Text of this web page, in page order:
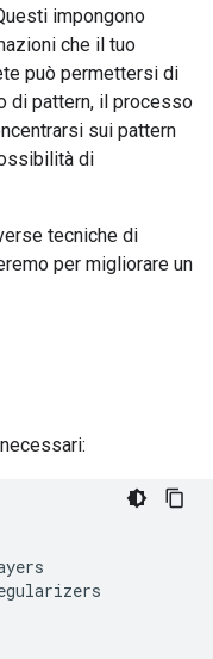
impongono
che il tuo
può permettersi di
di pattern, il processo
sui pattern
di
tecniche di
per migliorare un